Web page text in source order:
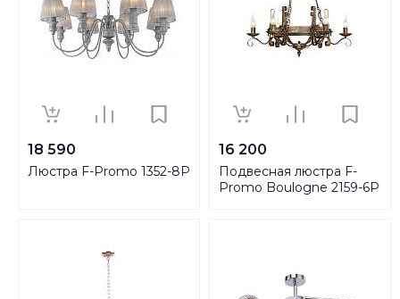
18 590
Люстра F-Promo 1352-8P
16 200
Подвесная люстра F-
Promo Boulogne 2159-6P